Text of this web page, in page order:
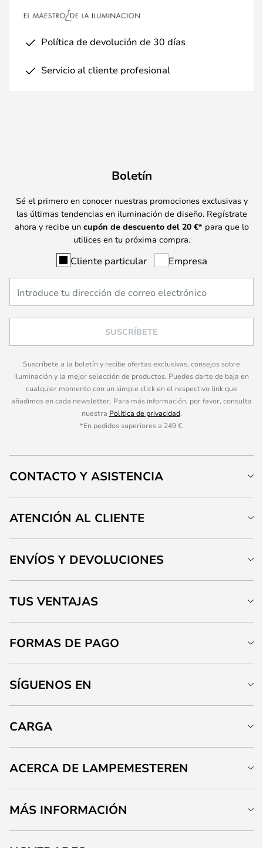
Política de devolución de 30 días
Servicio al cliente profesional
Boletín
Sé el primero en conocer nuestras promociones exclusivas y
las últimas tendencias en iluminación de diseño. Regístrate
ahora y recibe un cupón de descuento del 20 €* para que lo
utilices en tu próxima compra.
Cliente particular Empresa
SUSCRÍBETE
Suscríbete a la boletín y recibe ofertas exclusivas, consejos sobre
iluminación y la mejor selección de productos. Puedes darte de baja en
cualquier momento con un simple click en el respectivo link que
añadimos en cada newsletter. Para más información, por favor, consulta
nuestra Política de privacidad.
*En pedidos superiores a 249 €.
CONTACTO Y ASISTENCIA
ATENCIÓN AL CLIENTE
ENVÍOS Y DEVOLUCIONES
TUS VENTAJAS
FORMAS DE PAGO
SÍGUENOS EN
CARGA
ACERCA DE LAMPEMESTEREN
MÁS INFORMACIÓN